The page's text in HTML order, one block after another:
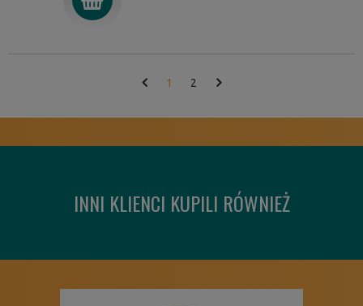
1 2
INNI KLIENCI KUPILI RÓWNIEŻ